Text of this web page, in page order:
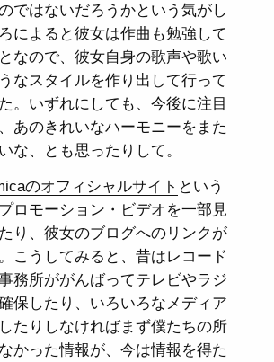
ではないだろうかという気がし
によると彼女は作曲も勉強して
なので、彼女自身の歌声や歌い
なスタイルを作り出して行って
。いずれにしても、今後に注目
あのきれいなハーモニーをまた
な、とも思ったりして。
のオフィシャルサイト という
ロモーション・ビデオを一部見
り、彼女のブログへのリンクが
こうしてみると、昔はレコード
務所ががんばってテレビやラジ
保したり、いろいろなメディア
たりしなければまず僕たちの所
かった情報が、今は情報を得た